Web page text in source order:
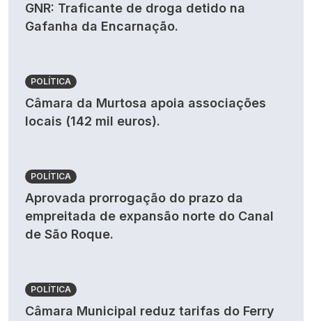
GNR: Traficante de droga detido na
Gafanha da Encarnação.
POLÍTICA
Câmara da Murtosa apoia associações
locais (142 mil euros).
POLÍTICA
Aprovada prorrogação do prazo da
empreitada de expansão norte do Canal
de São Roque.
POLÍTICA
Câmara Municipal reduz tarifas do Ferry